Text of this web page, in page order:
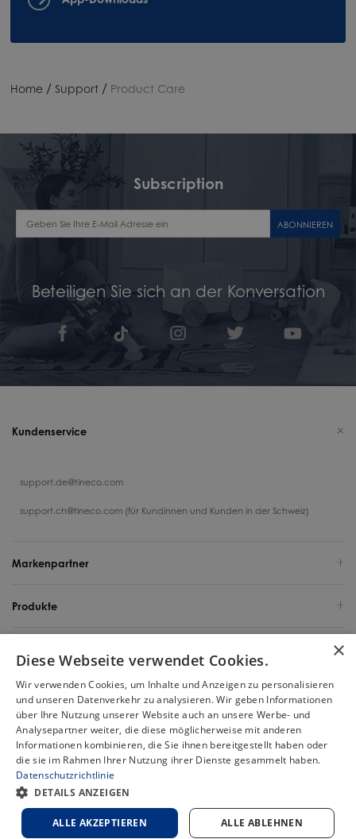
Home / Support / Product Care
Subscription
ABONNIEREN
Beteiligen Sie sich an der Konversation
Kundenservice
support.de@tineco.com
support.ch@tineco.com (für Kundinnen und Kunden in der Schweiz)
Markenpartner
Produkte
Über uns
Deutschland / Deutsch
Urheberrecht 2025 Tineco Intelligent Germany GmbH. Alle Rechte
vorbehalten.
Sitemap Cookie-Politik Nutzungsbedingungen
×
Diese Webseite verwendet Cookies.
Wir verwenden Cookies, um Inhalte und Anzeigen zu personalisieren
und unseren Datenverkehr zu analysieren. Wir geben Informationen
über Ihre Nutzung unserer Website auch an unsere Werbe- und
Analysepartner weiter, die diese möglicherweise mit anderen
Informationen kombinieren, die Sie ihnen bereitgestellt haben oder
die sie im Rahmen Ihrer Nutzung ihrer Dienste gesammelt haben.
Datenschutzrichtlinie
DETAILS ANZEIGEN
ALLE AKZEPTIEREN ALLE ABLEHNEN